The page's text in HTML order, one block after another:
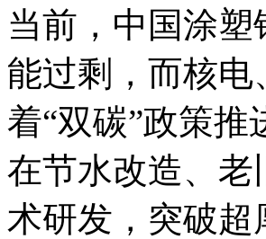
当前，中国涂
能过剩，而核
着“双碳”政策
在节水改造、
术研发，突破